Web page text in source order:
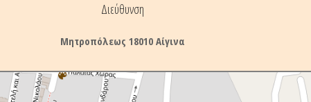
Διεύθυνση
Μητροπόλεως 18010 Αίγινα